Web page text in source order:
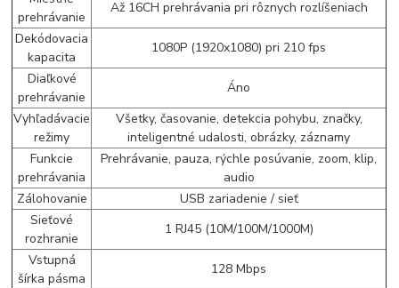
prehrávanie
Až 16CH prehrávania pri rôznych rozlíšeniach
Dekódovacia
kapacita
1080P (1920x1080) pri 210 fps
Diaľkové
prehrávanie
Áno
Vyhľadávacie
režimy
Všetky, časovanie, detekcia pohybu, značky,
inteligentné udalosti, obrázky, záznamy
Funkcie
prehrávania
Prehrávanie, pauza, rýchle posúvanie, zoom, klip,
audio
Zálohovanie
USB zariadenie / sieť
Sieťové
rozhranie
1 RJ45 (10M/100M/1000M)
Vstupná
šírka pásma
128 Mbps